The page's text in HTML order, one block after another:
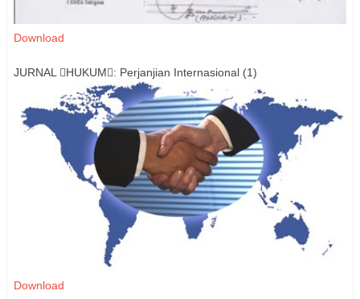
Download
JURNAL HUKUM: Perjanjian Internasional (1)
Download